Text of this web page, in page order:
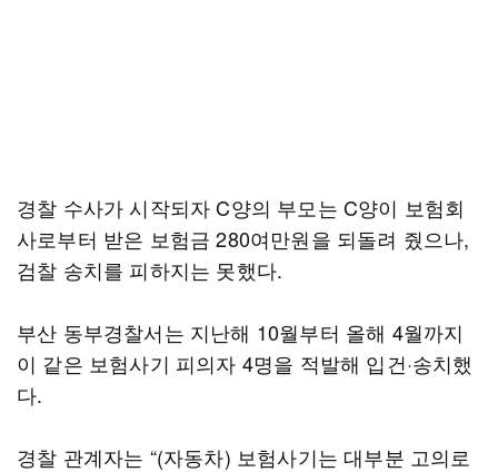
경찰 수사가 시작되자 C양의 부모는 C양이 보험회
사로부터 받은 보험금 280여만원을 되돌려 줬으나,
검찰 송치를 피하지는 못했다.
부산 동부경찰서는 지난해 10월부터 올해 4월까지
이 같은 보험사기 피의자 4명을 적발해 입건·송치했
다.
경찰 관계자는 “(자동차) 보험사기는 대부분 고의로